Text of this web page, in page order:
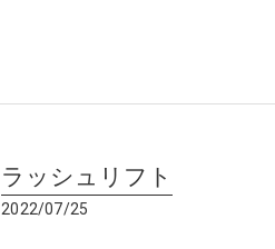
ラッシュリフト
2022/07/25